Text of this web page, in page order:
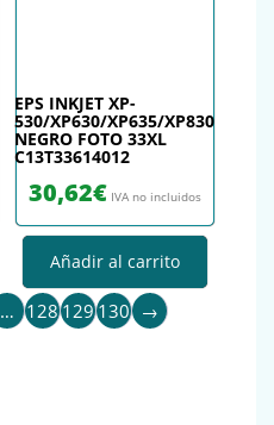
EPS INKJET XP-
530/XP630/XP635/XP830
NEGRO FOTO 33XL
C13T33614012
30,62€ IVA no incluidos
Añadir al carrito
… 128129130 →